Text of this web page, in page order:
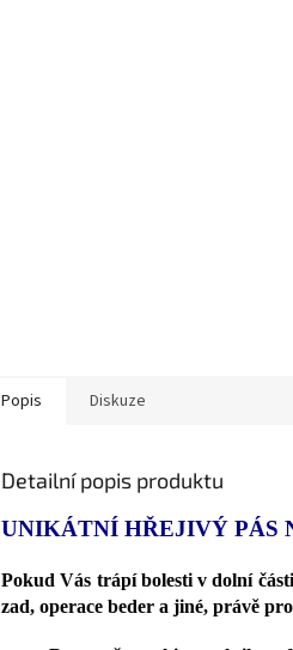
Popis Diskuze
Detailní popis produktu
UNIKÁTNÍ HŘEJIVÝ PÁS
Pokud Vás trápí bolesti v dolní
zad, operace beder a jiné, právě